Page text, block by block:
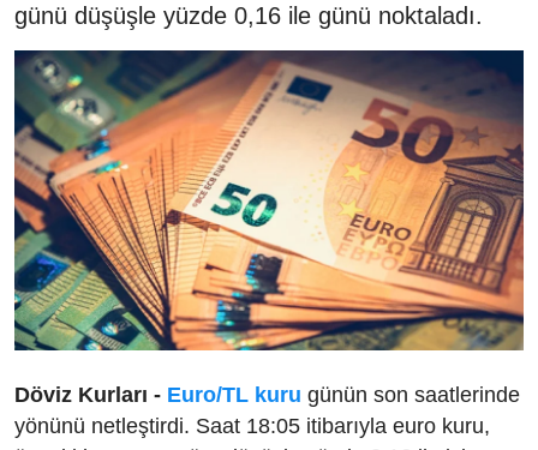
günü düşüşle yüzde 0,16 ile günü noktaladı.
Döviz Kurları - Euro/TL kuru günün son saatlerinde
yönünü netleştirdi. Saat 18:05 itibarıyla euro kuru,